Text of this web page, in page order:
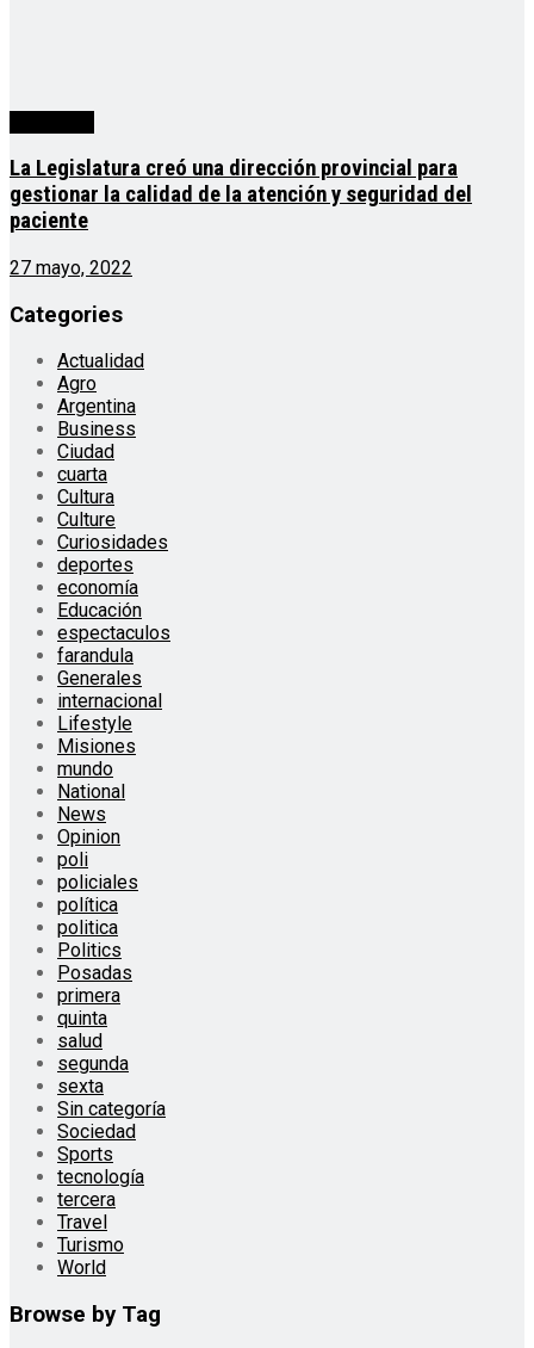
La Legislatura creó una dirección provincial para
gestionar la calidad de la atención y seguridad del
paciente
27 mayo, 2022
Categories
Actualidad
Agro
Argentina
Business
Ciudad
cuarta
Cultura
Culture
Curiosidades
deportes
economía
Educación
espectaculos
farandula
Generales
internacional
Lifestyle
Misiones
mundo
National
News
Opinion
poli
policiales
política
politica
Politics
Posadas
primera
quinta
salud
segunda
sexta
Sin categoría
Sociedad
Sports
tecnología
tercera
Travel
Turismo
World
Browse by Tag